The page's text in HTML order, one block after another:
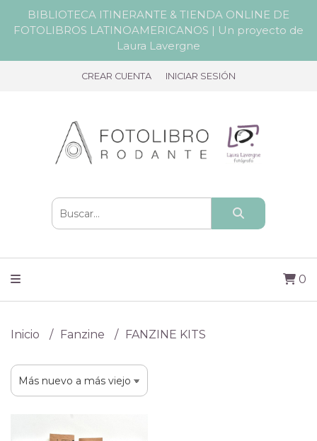
BIBLIOTECA ITINERANTE & TIENDA ONLINE DE
FOTOLIBROS LATINOAMERICANOS | Un proyecto de
Laura Lavergne
CREAR CUENTA INICIAR SESIÓN
0
Inicio Fanzine FANZINE KITS